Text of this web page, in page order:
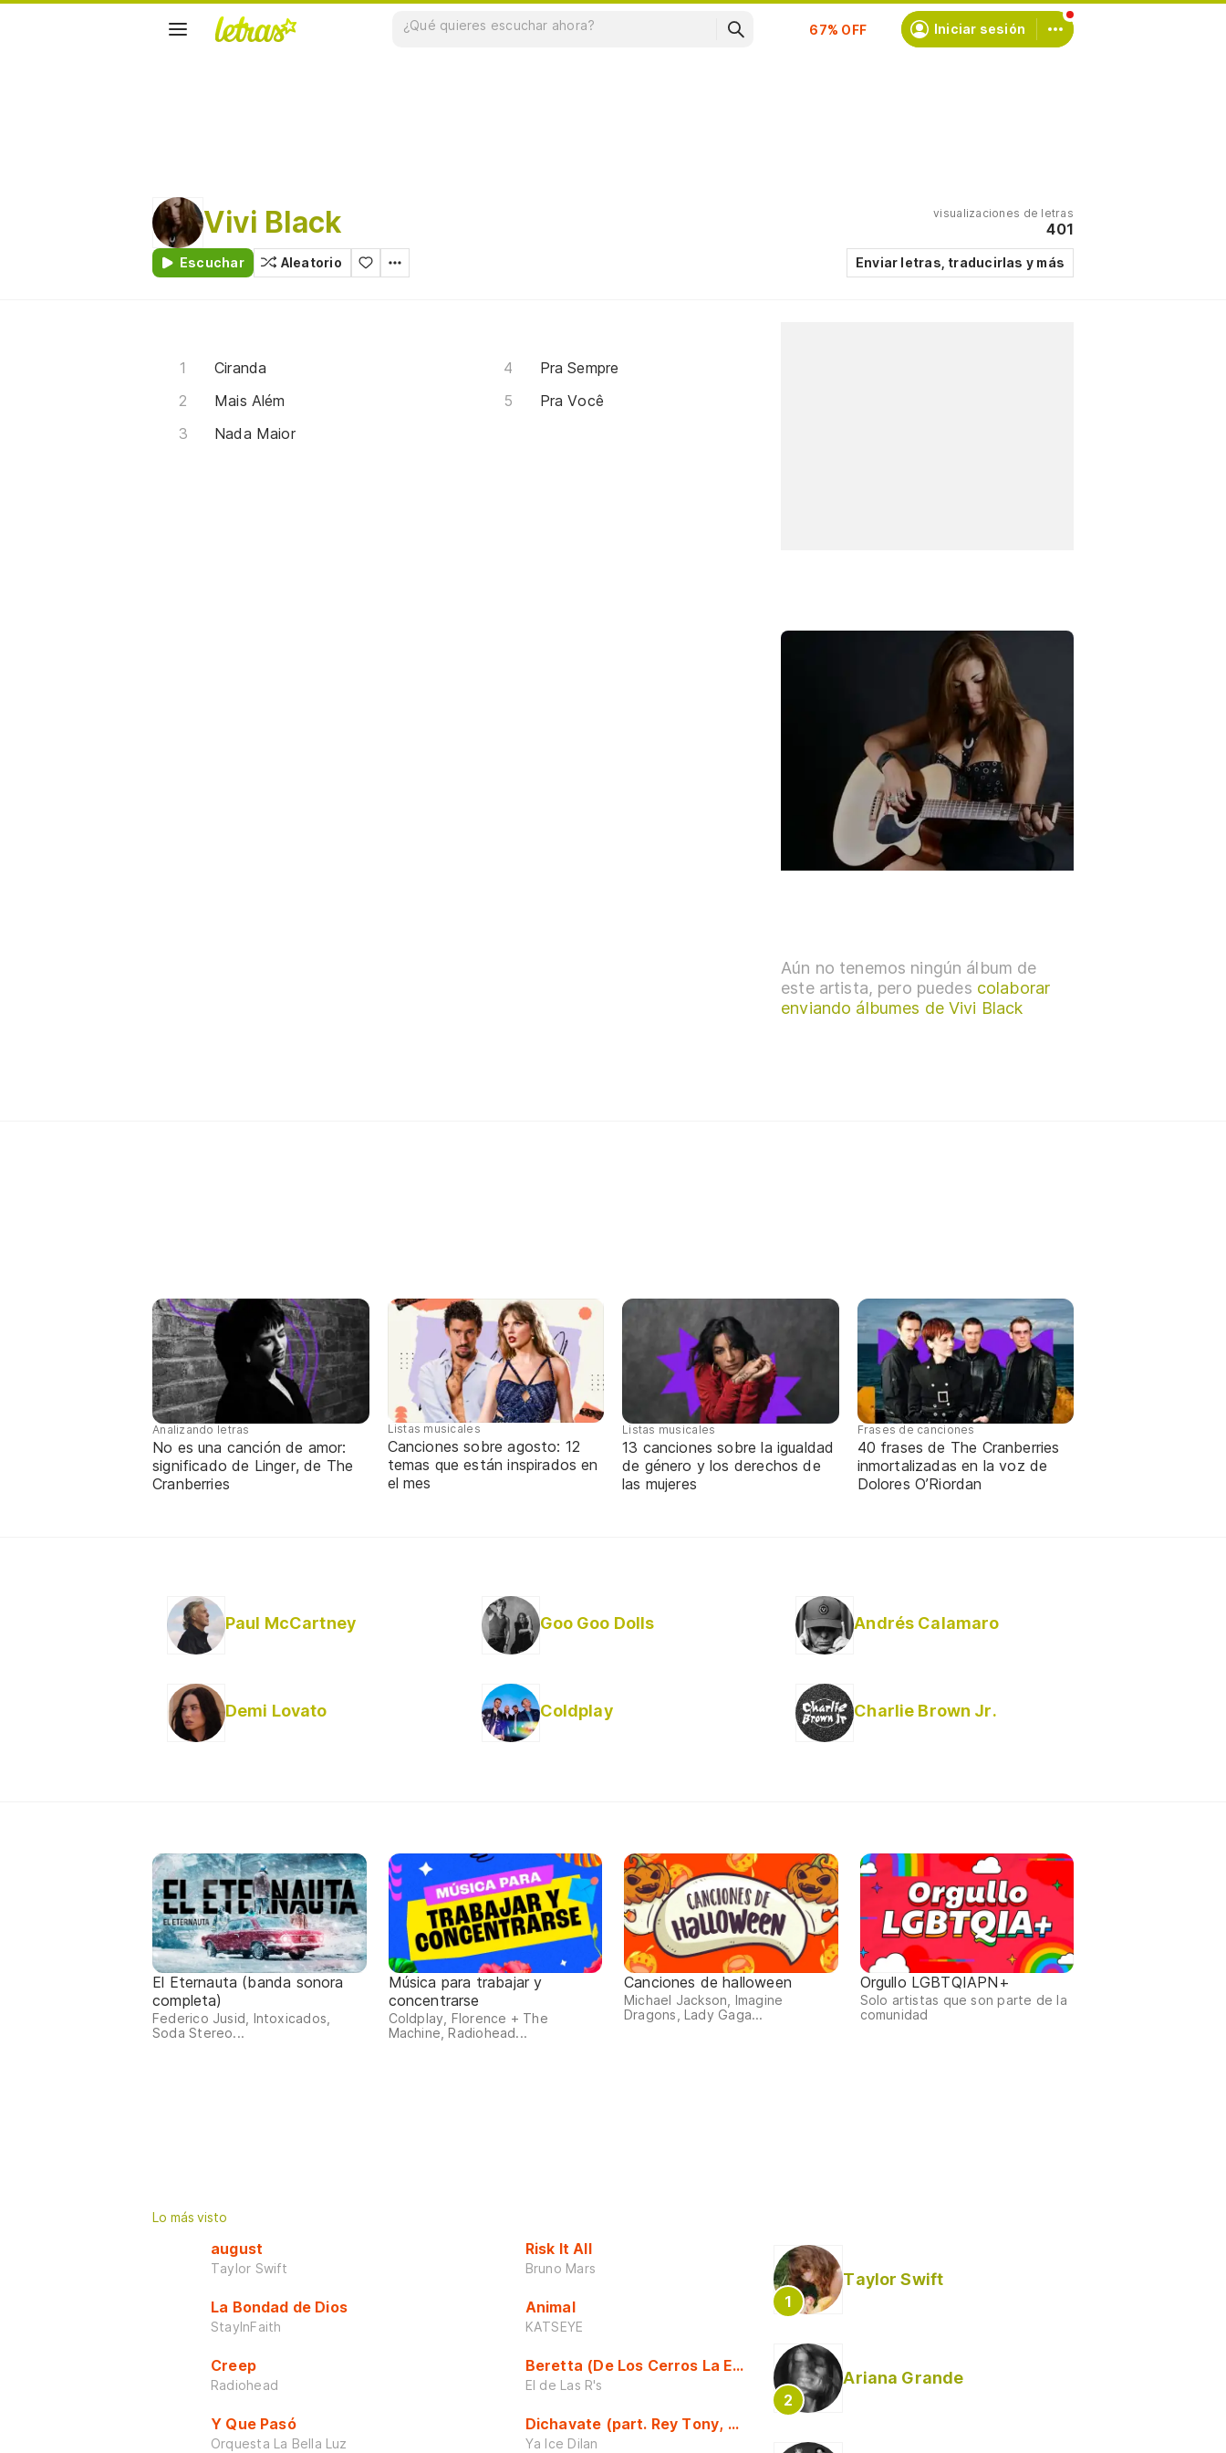
Suscríbete
Iniciar sesión
Vivi Black
Escuchar Aleatorio
visualizaciones de letras
401
Enviar letras, traducirlas y más
Ciranda
Mais Além
Nada Maior
Pra Sempre
Pra Você
Aún no tenemos ningún álbum de
este artista, pero puedes colaborar
enviando álbumes de Vivi Black
Analizando letras
No es una canción de amor:
significado de Linger, de The
Cranberries
Listas musicales
Canciones sobre agosto: 12
temas que están inspirados en
el mes
Listas musicales
13 canciones sobre la igualdad
de género y los derechos de
las mujeres
Frases de canciones
40 frases de The Cranberries
inmortalizadas en la voz de
Dolores O’Riordan
Paul McCartney Goo Goo Dolls Andrés Calamaro
Demi Lovato Coldplay Charlie Brown Jr.
El Eternauta (banda sonora
completa)
Federico Jusid, Intoxicados,
Soda Stereo...
Música para trabajar y
concentrarse
Coldplay, Florence + The
Machine, Radiohead...
Canciones de halloween
Michael Jackson, Imagine
Dragons, Lady Gaga...
Orgullo LGBTQIAPN+
Solo artistas que son parte de la
comunidad
Lo más visto
august
Taylor Swift
La Bondad de Dios
StayInFaith
Creep
Radiohead
Y Que Pasó
Orquesta La Bella Luz
Risk It All
Bruno Mars
Animal
KATSEYE
Beretta (De Los Cerros La Escuela)
El de Las R's
Dichavate (part. Rey Tony, Dj Honda y Helabusador) [explícita]
Ya Ice Dilan
Taylor Swift
Ariana Grande